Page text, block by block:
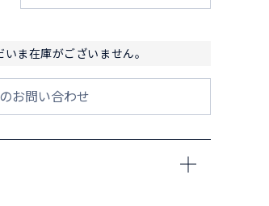
ま在庫がございません。
お問い合わせ